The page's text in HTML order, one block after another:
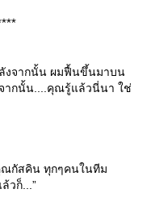
ลังจากนั้น ผมฟื้นขึ้นมาบน
ากนั้น....คุณรู้แล้วนี่นา ใช่
กัสคิน ทุกๆคนในทีม
วก็...”